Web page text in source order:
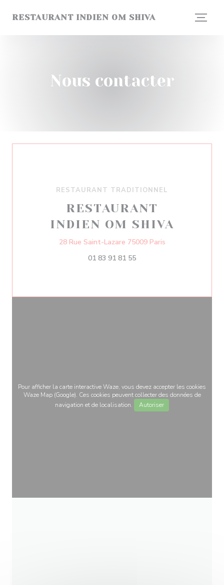
RESTAURANT INDIEN OM SHIVA
Nous contacter
RESTAURANT TRADITIONNEL
RESTAURANT
INDIEN OM SHIVA
28 Rue Saint-Lazare 75009 Paris((ouvre une
01 83 91 81 55
Pour afficher la carte interactive Waze, vous devez accepter les cookies
Waze Map (Google). Ces cookies peuvent collecter des données de
navigation et de localisation.
Autoriser